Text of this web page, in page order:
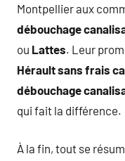
Montpellier aux
débouchage
ou Lattes. Leur
Hérault sans frais
débouchage
qui fait la différence.
À la fin, tout se